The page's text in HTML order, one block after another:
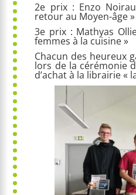
2e prix : Enzo
retour au Moyen-âge »
3e prix : Mathyas
femmes à la cuisine »
Chacun des heureux
lors de la cérémonie
d’achat à la librairie «